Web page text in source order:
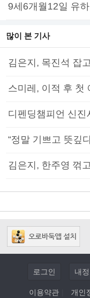
9세6개월12일 유
많이 본 기사
김은지, 목진석 잡
스미레, 이적 후 첫
디펜딩챔피언 신진
“정말 기쁘고 뜻깊
김은지, 한주영 꺾
로그인 내
이용약관 개인